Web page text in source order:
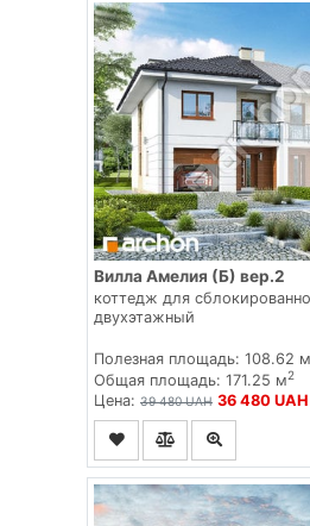
Вилла Амелия (Б) вер.2
коттедж для
двухэтажный
Полезная площадь: 108.62 м
Общая площадь: 171.25 м2
Цена: 39 480 UAH 36 480 UAH